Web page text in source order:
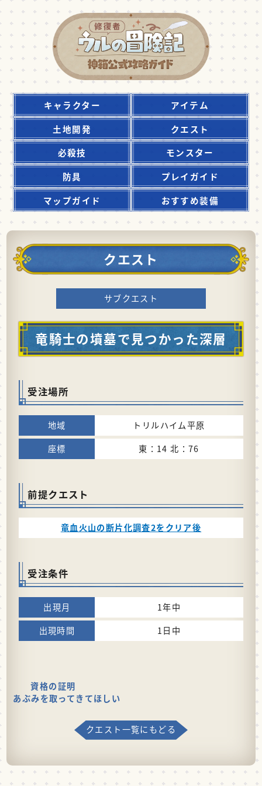
キャラクター
アイテム
土地開発
クエスト
必殺技
モンスター
防具
プレイガイド
マップガイド
おすすめ装備
クエスト
サブクエスト
竜騎士の墳墓で見つかった深層
受注場所
トリルハイム平原
東：14 北：76
前提クエスト
竜血火山の断片化調査2をクリア後
受注条件
1年中
1日中
資格の証明
あぶみを取ってきてほしい
クエスト一覧にもどる